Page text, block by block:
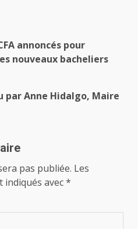
annoncés pour
nouveaux bacheliers
par Anne Hidalgo, Maire
pas publiée. Les
avec*